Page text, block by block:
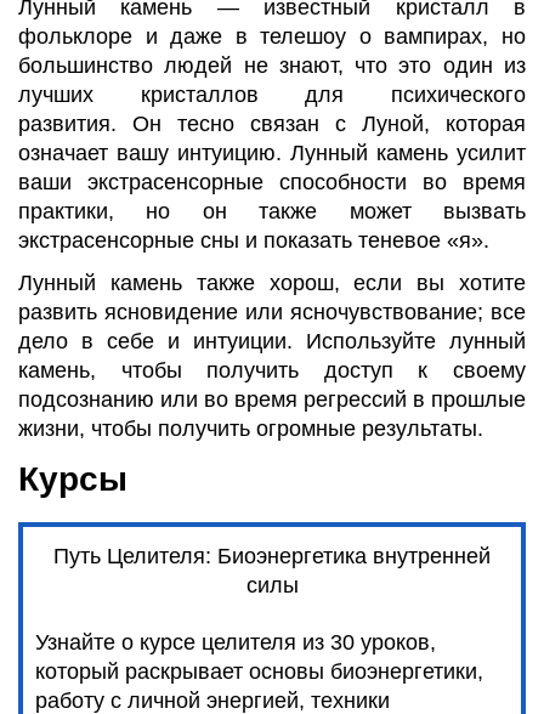
Лунный камень — известный кристалл в
фольклоре и даже в телешоу о вампирах, но
большинство людей не знают, что это один из
лучших кристаллов для психического
развития. Он тесно связан с Луной, которая
означает вашу интуицию. Лунный камень усилит
ваши экстрасенсорные способности во время
практики, но он также может вызвать
экстрасенсорные сны и показать теневое «я».
Лунный камень также хорош, если вы хотите
развить ясновидение или ясночувствование; все
дело в себе и интуиции. Используйте лунный
камень, чтобы получить доступ к своему
подсознанию или во время регрессий в прошлые
жизни, чтобы получить огромные результаты.
Курсы
Путь Целителя: Биоэнергетика внутренней
силы
Узнайте о курсе целителя из 30 уроков,
который раскрывает основы биоэнергетики,
работу с личной энергией, техники